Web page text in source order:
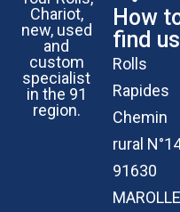
Chariot,
new, used
and
custom
specialist
in the 91
region.
How
find us
Rolls
Rapides
Chemin
rural
91630